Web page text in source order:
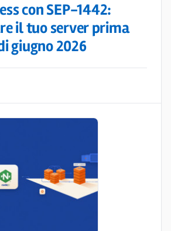
con SEP-1442:
il tuo server prima
giugno 2026